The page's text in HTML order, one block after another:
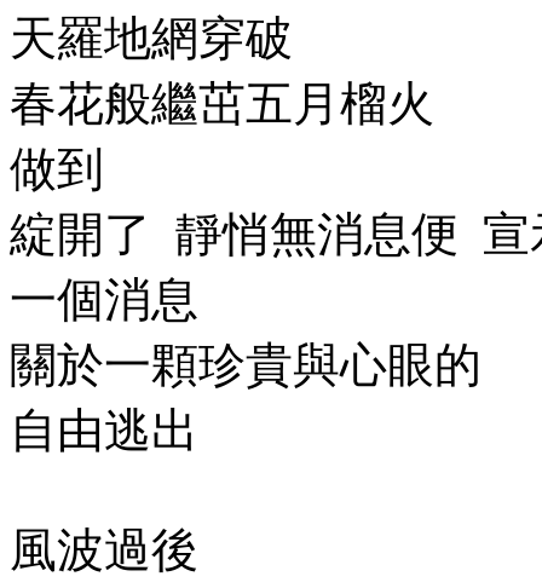
天羅地網穿破
春花般繼茁五月榴火
做到
綻開了
靜悄無消息便 宣
一個消息
關於一顆珍貴與心眼的
自由逃出
風波過後